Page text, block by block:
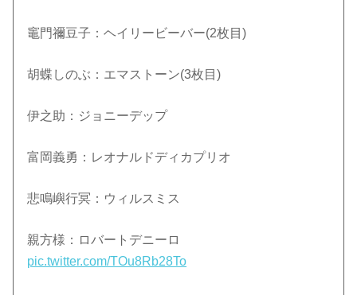
竈門禰豆子：ヘイリービーバー(2枚目)
胡蝶しのぶ：エマストーン(3枚目)
伊之助：ジョニーデップ
富岡義勇：レオナルドディカプリオ
悲鳴嶼行冥：ウィルスミス
親方様：ロバートデニーロ
pic.twitter.com/TOu8Rb28To